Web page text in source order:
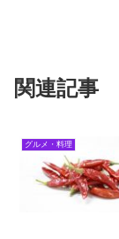
関連記事
グルメ・料理